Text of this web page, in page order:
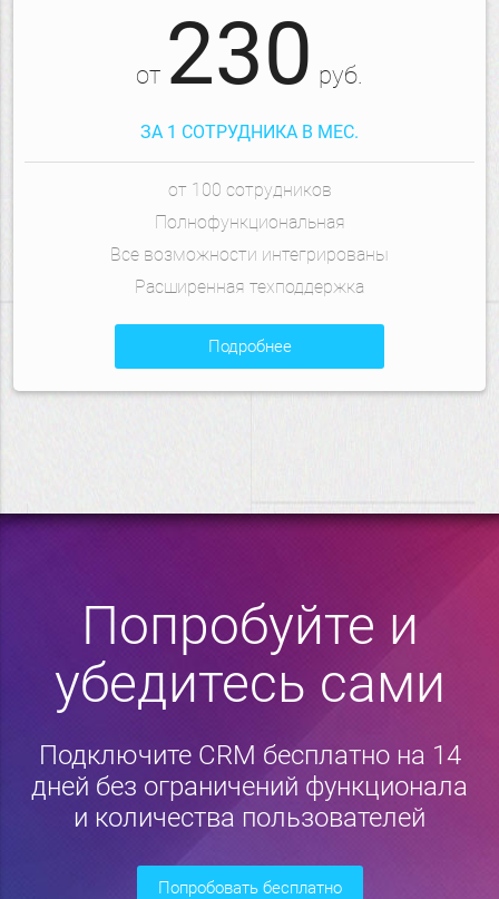
от 230 руб.
ЗА 1 СОТРУДНИКА В МЕС.
от 100 сотрудников
Полнофункциональная
Все возможности интегрированы
Расширенная техподдержка
подробнее
Попробуйте и
убедитесь сами
Подключите CRM бесплатно на 14
дней без ограничений функционала
и количества пользователей
попробовать бесплатно